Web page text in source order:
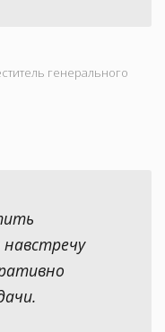
генерального